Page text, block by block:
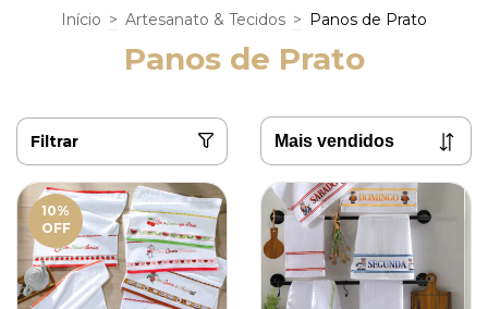
Início > Artesanato & Tecidos > Panos de Prato
Panos de Prato
Filtrar
10%
OFF